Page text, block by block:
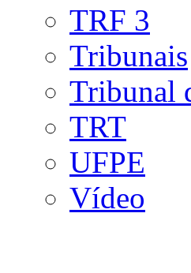
TRF 3
Tribunais
Tribunal
TRT
UFPE
Vídeo